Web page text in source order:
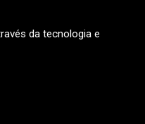
da tecnologia e